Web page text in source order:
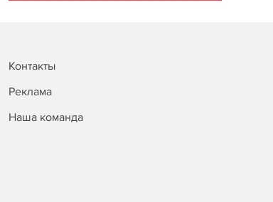
Контакты
Реклама
Наша команда